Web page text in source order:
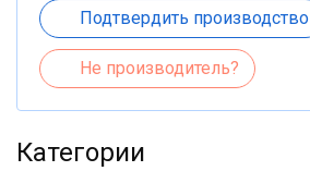
Подтвердить производство
Не производитель?
Категории